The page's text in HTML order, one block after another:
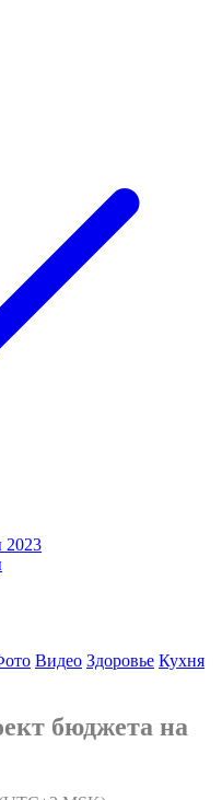
2023
Видео Здоровье Кухня
бюджета на